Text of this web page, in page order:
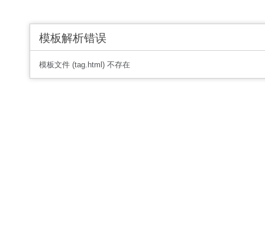
模板解析错误
模板文件 (tag.html) 不存在